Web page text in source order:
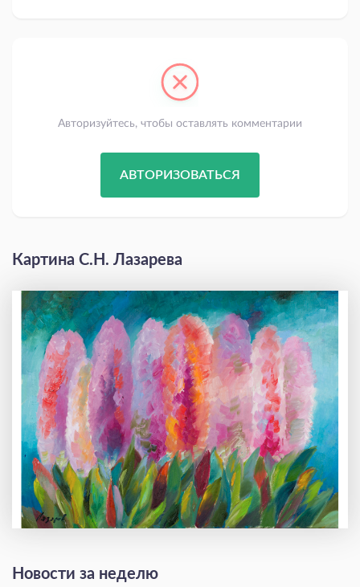
Авторизуйтесь, чтобы оставлять комментарии
АВТОРИЗОВАТЬСЯ
Картина С.Н. Лазарева
Новости за неделю